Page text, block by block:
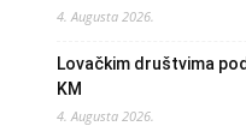
4. Augusta 2026.
Lovačkim društvima
KM
4. Augusta 2026.